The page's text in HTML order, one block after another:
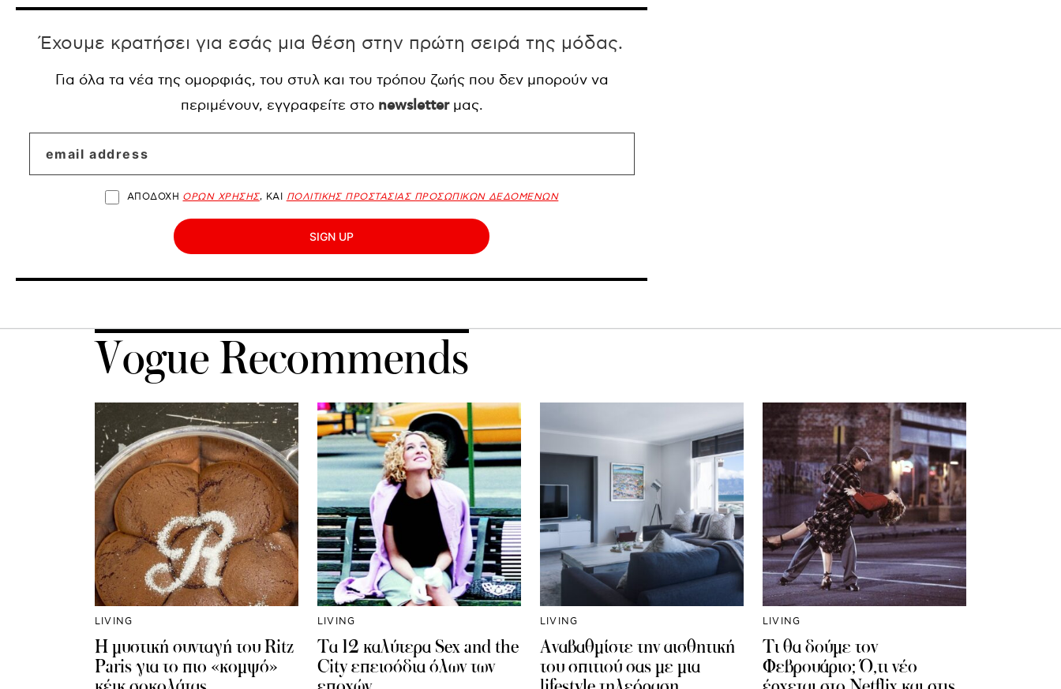
Έχουμε κρατήσει για εσάς μια θέση στην πρώτη σειρά της μόδας.
Για όλα τα νέα της ομορφιάς, του στυλ και του τρόπου ζωής που δεν μπορούν να
περιμένουν, εγγραφείτε στο newsletterμας.
ΑΠΟΔΟΧΗ ΟΡΩΝ ΧΡΗΣΗΣ, ΚΑΙ ΠΟΛΙΤΙΚΗΣ ΠΡΟΣΤΑΣΙΑΣ ΠΡΟΣΩΠΙΚΩΝ ΔΕΔΟΜΕΝΩΝ
SIGN UP
Vogue Recommends
LIVING
Η μυστική συνταγή του Ritz
Paris για το πιο «κομψό»
LIVING
Τα 12 καλύτερα Sex and the
City επεισόδια όλων των
LIVING
Αναβαθμίστε την αισθητική
του σπιτιού σας με μια
LIVING
Τι θα δούμε τον
Φεβρουάριο; Ό,τι νέο